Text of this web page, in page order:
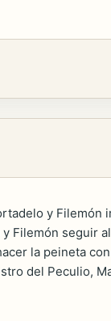
y Filemón
Filemón seguir
la peineta
del Peculio,